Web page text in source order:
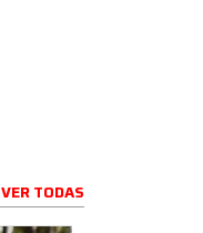
VER TODAS